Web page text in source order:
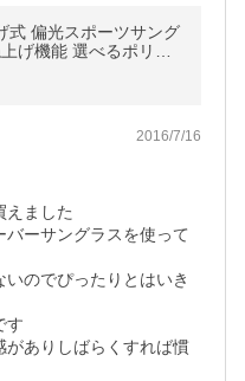
式 偏光スポーツサング
げ機能 選べるポリカ
応 遠近両用レンズ可
2016/7/16
えました
ーサングラスを使って
のでぴったりとはいき
す
がありしばらくすれば慣